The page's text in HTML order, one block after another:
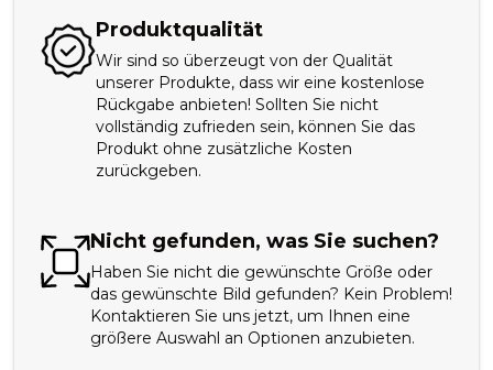
Produktqualität
Wir sind so überzeugt von der Qualität
unserer Produkte, dass wir eine kostenlose
Rückgabe anbieten! Sollten Sie nicht
vollständig zufrieden sein, können Sie das
Produkt ohne zusätzliche Kosten
zurückgeben.
Nicht gefunden, was Sie suchen?
Haben Sie nicht die gewünschte Größe oder
das gewünschte Bild gefunden? Kein Problem!
Kontaktieren Sie uns jetzt, um Ihnen eine
größere Auswahl an Optionen anzubieten.